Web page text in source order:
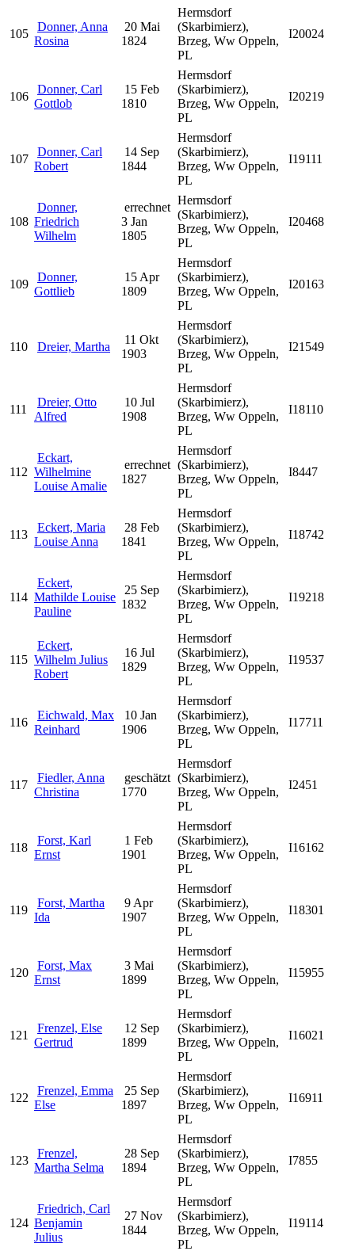
105
Donner, Anna
Rosina
20 Mai
1824
Hermsdorf
(Skarbimierz),
Brzeg, Ww Oppeln,
PL
I20024
106
Donner, Carl
Gottlob
15 Feb
1810
Hermsdorf
(Skarbimierz),
Brzeg, Ww Oppeln,
PL
I20219
107
Donner, Carl
Robert
14 Sep
1844
Hermsdorf
(Skarbimierz),
Brzeg, Ww Oppeln,
PL
I19111
108
Donner,
Friedrich
Wilhelm
errechnet
3 Jan
1805
Hermsdorf
(Skarbimierz),
Brzeg, Ww Oppeln,
PL
I20468
109
Donner,
Gottlieb
15 Apr
1809
Hermsdorf
(Skarbimierz),
Brzeg, Ww Oppeln,
PL
I20163
110 Dreier, Martha
11 Okt
1903
Hermsdorf
(Skarbimierz),
Brzeg, Ww Oppeln,
PL
I21549
111
Dreier, Otto
Alfred
10 Jul
1908
Hermsdorf
(Skarbimierz),
Brzeg, Ww Oppeln,
PL
I18110
112
Eckart,
Wilhelmine
Louise Amalie
errechnet
1827
Hermsdorf
(Skarbimierz),
Brzeg, Ww Oppeln,
PL
I8447
113
Eckert, Maria
Louise Anna
28 Feb
1841
Hermsdorf
(Skarbimierz),
Brzeg, Ww Oppeln,
PL
I18742
114
Eckert,
Mathilde Louise
Pauline
25 Sep
1832
Hermsdorf
(Skarbimierz),
Brzeg, Ww Oppeln,
PL
I19218
115
Eckert,
Wilhelm Julius
Robert
16 Jul
1829
Hermsdorf
(Skarbimierz),
Brzeg, Ww Oppeln,
PL
I19537
116
Eichwald, Max
Reinhard
10 Jan
1906
Hermsdorf
(Skarbimierz),
Brzeg, Ww Oppeln,
PL
I17711
117
Fiedler, Anna
Christina
geschätzt
1770
Hermsdorf
(Skarbimierz),
Brzeg, Ww Oppeln,
PL
I2451
118
Forst, Karl
Ernst
1 Feb
1901
Hermsdorf
(Skarbimierz),
Brzeg, Ww Oppeln,
PL
I16162
119
Forst, Martha
Ida
9 Apr
1907
Hermsdorf
(Skarbimierz),
Brzeg, Ww Oppeln,
PL
I18301
120
Forst, Max
Ernst
3 Mai
1899
Hermsdorf
(Skarbimierz),
Brzeg, Ww Oppeln,
PL
I15955
121
Frenzel, Else
Gertrud
12 Sep
1899
Hermsdorf
(Skarbimierz),
Brzeg, Ww Oppeln,
PL
I16021
122
Frenzel, Emma
Else
25 Sep
1897
Hermsdorf
(Skarbimierz),
Brzeg, Ww Oppeln,
PL
I16911
123
Frenzel,
Martha Selma
28 Sep
1894
Hermsdorf
(Skarbimierz),
Brzeg, Ww Oppeln,
PL
I7855
124
Friedrich, Carl
Benjamin
Julius
27 Nov
1844
Hermsdorf
(Skarbimierz),
Brzeg, Ww Oppeln,
PL
I19114